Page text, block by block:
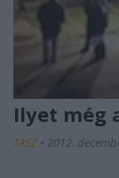
Ilyet még
TASZ • 2012.